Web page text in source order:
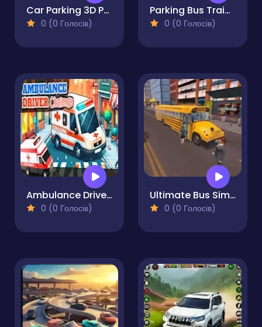
Car Parking 3D Pro
0 (0 Голосів)
Parking Bus Training
0 (0 Голосів)
Ambulance Driver Challenge
0 (0 Голосів)
Ultimate Bus Simulator Driver Duty 3D
0 (0 Голосів)